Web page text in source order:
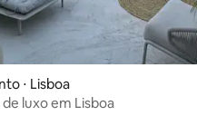
⋅ Lisboa
luxo em Lisboa